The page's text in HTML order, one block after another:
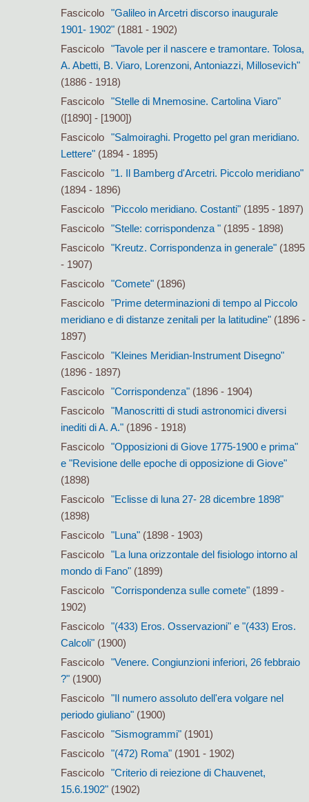
Fascicolo
"Galileo in Arcetri discorso inaugurale
1901- 1902"(1881 - 1902)
Fascicolo
"Tavole per il nascere e tramontare. Tolosa,
A. Abetti, B. Viaro, Lorenzoni, Antoniazzi, Millosevich"
(1886 - 1918)
Fascicolo
"Stelle di Mnemosine. Cartolina Viaro"
([1890] - [1900])
Fascicolo
"Salmoiraghi. Progetto pel gran meridiano.
Lettere"(1894 - 1895)
Fascicolo
"1. Il Bamberg d'Arcetri. Piccolo meridiano"
(1894 - 1896)
Fascicolo
"Piccolo meridiano. Costanti"(1895 - 1897)
Fascicolo
"Stelle: corrispondenza "(1895 - 1898)
Fascicolo
"Kreutz. Corrispondenza in generale"(1895
- 1907)
Fascicolo
"Comete"(1896)
Fascicolo
"Prime determinazioni di tempo al Piccolo
meridiano e di distanze zenitali per la latitudine"(1896 -
1897)
Fascicolo
"Kleines Meridian-Instrument Disegno"
(1896 - 1897)
Fascicolo
"Corrispondenza"(1896 - 1904)
Fascicolo
"Manoscritti di studi astronomici diversi
inediti di A. A."(1896 - 1918)
Fascicolo
"Opposizioni di Giove 1775-1900 e prima"
e "Revisione delle epoche di opposizione di Giove"
(1898)
Fascicolo
"Eclisse di luna 27- 28 dicembre 1898"
(1898)
Fascicolo
"Luna"(1898 - 1903)
Fascicolo
"La luna orizzontale del fisiologo intorno al
mondo di Fano"(1899)
Fascicolo
"Corrispondenza sulle comete"(1899 -
1902)
Fascicolo
"(433) Eros. Osservazioni" e "(433) Eros.
Calcoli"(1900)
Fascicolo
"Venere. Congiunzioni inferiori, 26 febbraio
?"(1900)
Fascicolo
"Il numero assoluto dell'era volgare nel
periodo giuliano"(1900)
Fascicolo
"Sismogrammi"(1901)
Fascicolo
"(472) Roma"(1901 - 1902)
Fascicolo
"Criterio di reiezione di Chauvenet,
15.6.1902"(1902)